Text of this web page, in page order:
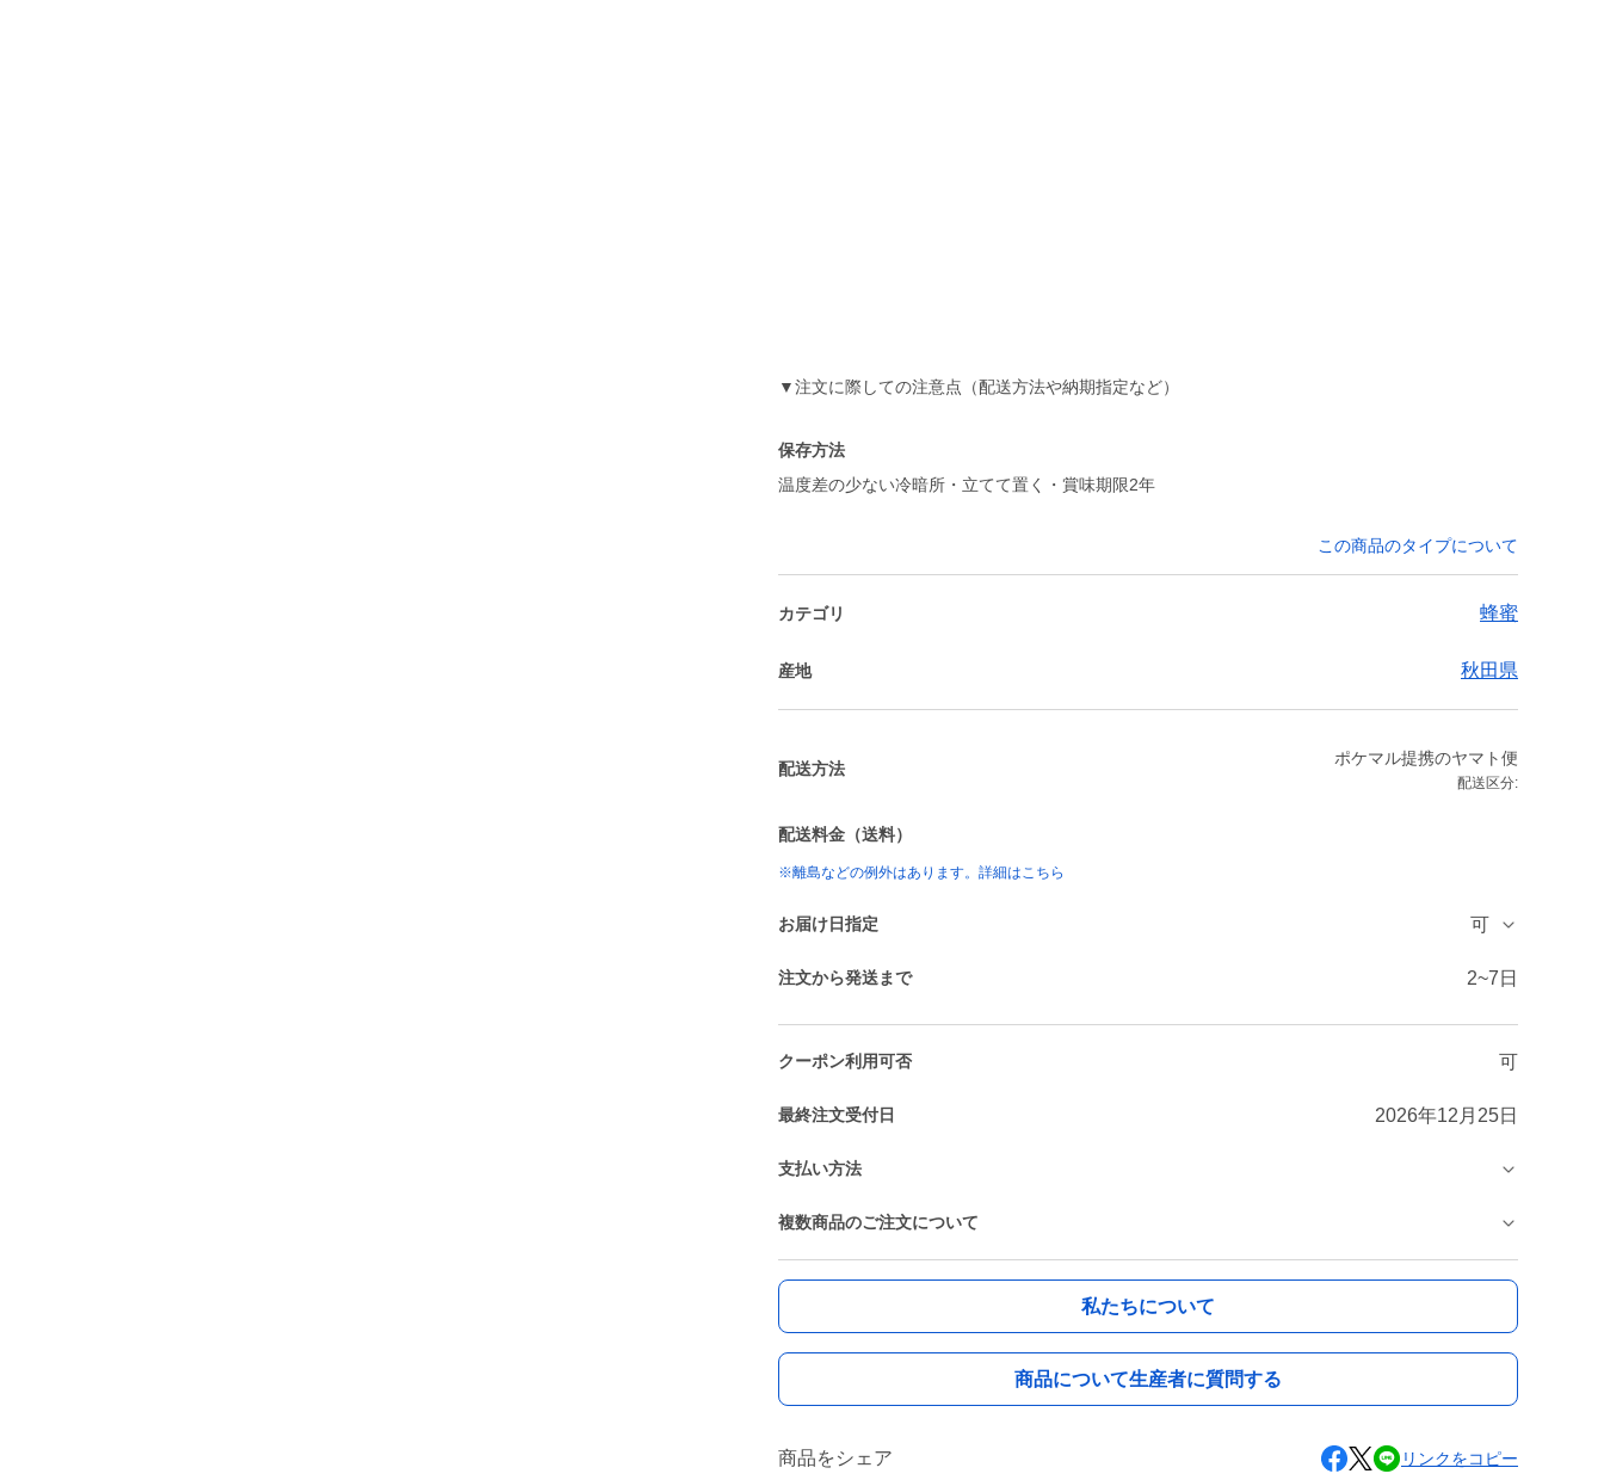
▼注文に際しての注意点（配送方法や納期指定など）
保存方法
温度差の少ない冷暗所・立てて置く・賞味期限2年
この商品のタイプについて
カテゴリ 蜂蜜
産地 秋田県
配送方法
ポケマル提携のヤマト便
配送区分:
配送料金（送料）
※離島などの例外はあります。詳細はこちら
お届け日指定 可
注文から発送まで 2~7日
クーポン利用可否 可
最終注文受付日 2026年12月25日
支払い方法
複数商品のご注文について
私たちについて
商品について生産者に質問する
商品をシェア リンクをコピー